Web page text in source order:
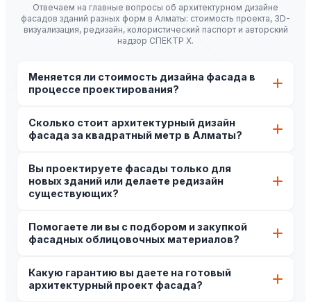
Отвечаем на главные вопросы об архитектурном дизайне
фасадов зданий разных форм в Алматы: стоимость проекта, 3D-
визуализация, редизайн, колористический паспорт и авторский
надзор СПЕКТР X.
Меняется ли стоимость дизайна фасада в
процессе проектирования?
работы после выезда архитектора на предпроектный
анализ объекта. После согласования технического
договоре и остается неизменной.
Сколько стоит архитектурный дизайн
фасада за квадратный метр в Алматы?
геометрии (наличие радиусных или ломаных элементов)
и выбранного стиля. Смета рассчитывается
индивидуально после замеров и сбора исходных
Вы проектируете фасады только для
новых зданий или делаете редизайн
существующих?
экстерьера для строящихся объектов с нуля, а также
проводим комплексный редизайн и реконструкцию
и композицию.
Помогаете ли вы с подбором и закупкой
фасадных облицовочных материалов?
подробную спецификацию материалов с указанием
объемов, артикулов и рекомендуемых производителей.
Какую гарантию вы даете на готовый
архитектурный проект фасада?